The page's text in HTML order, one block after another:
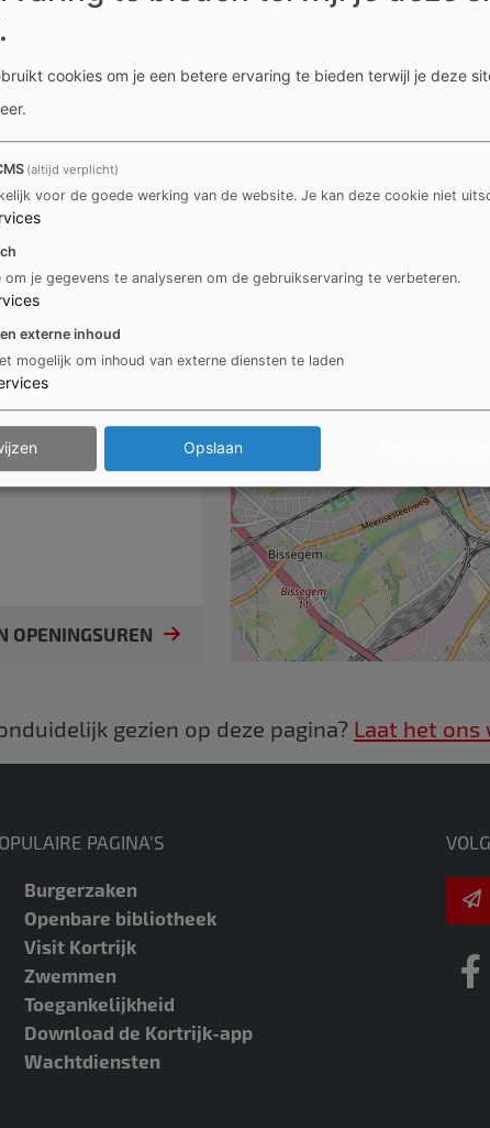
OPENINGSUREN
Externe inhoud
gezien op deze pagina? Laat het ons
PAGINA'S
Burgerzaken
Openbare bibliotheek
Visit Kortrijk
Zwemmen
Toegankelijkheid
Download de Kortrijk-app
Wachtdiensten
cookies om je een betere ervaring te bieden terwijl je deze
.
(altijd verplicht)
voor de goede werking van de website. Je kan deze cookie niet
om je gegevens te analyseren om de gebruikservaring te verbeteren.
externe inhoud
mogelijk om inhoud van externe diensten te laden
Opslaan